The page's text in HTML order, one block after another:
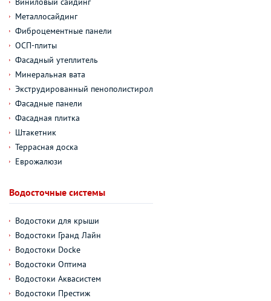
Металлосайдинг
Фиброцементные панели
ОСП-плиты
Фасадный утеплитель
Минеральная вата
Экструдированный пенополистирол
Фасадные панели
Фасадная плитка
Штакетник
Террасная доска
Еврожалюзи
Водосточные системы
Водостоки для крыши
Водостоки Гранд Лайн
Водостоки Docke
Водостоки Оптима
Водостоки Аквасистем
Водостоки Престиж